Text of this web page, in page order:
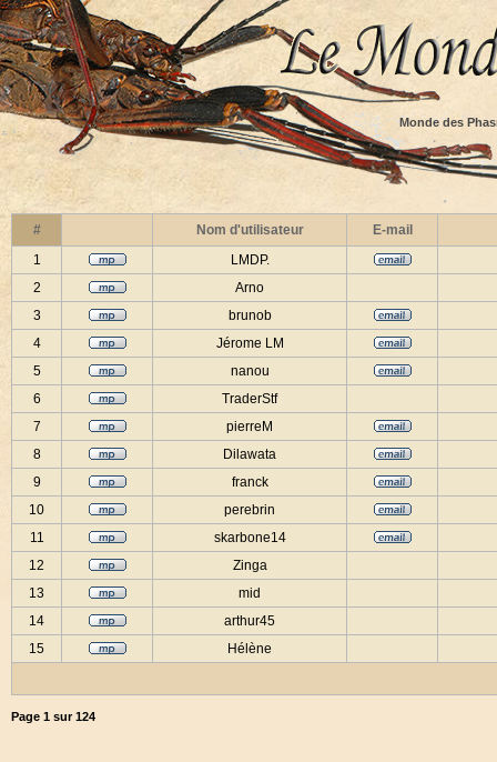
Monde des
# Nom d'utilisateur
E-mail
1
LMDP.
2
Arno
3
brunob
4
Jérome LM
5
nanou
6
TraderStf
7
pierreM
8
Dilawata
9
franck
10
perebrin
11
skarbone14
12
Zinga
13
mid
14
arthur45
15
Hélène
Page 1 sur124